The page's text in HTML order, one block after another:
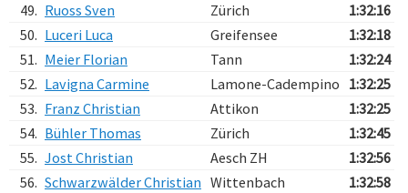
49. Ruoss Sven Zürich
1:32:16
50. Luceri Luca Greifensee
1:32:18
51. Meier Florian Tann
1:32:24
52. Lavigna Carmine Lamone-Cadempino 1:32:25
53. Franz Christian Attikon
1:32:25
54. Bühler Thomas Zürich
1:32:45
55. Jost Christian Aesch ZH
1:32:56
56. Schwarzwälder Christian Wittenbach
1:32:58